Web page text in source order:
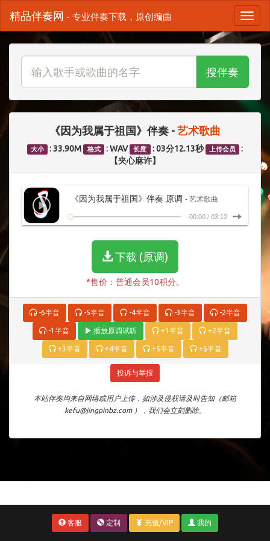
精品伴奏网 - 专业伴奏下载，原创编曲
搜伴奏
《因为我属于祖国》伴奏 - 艺术歌曲
大小 : 33.90M 格式 : WAV 长度 : 03分12.13秒 上传会员
:
【夹心麻许】
《因为我属于祖国》伴奏 原调 - 艺术歌曲
- 00:00 / 03:12
下载 (原调)
*售价：普通会员10积分。
-6半音 -5半音 -4半音 -3半音 -2半音
-1半音 播放原调试听 +1半音 +2半音
+3半音 +4半音 +5半音 +6半音
投诉与举报
本站伴奏均来自网络或用户上传，如涉及侵权请及时告知（邮箱
kefu@jingpinbz.com ），我们会立刻删除。
客服 定制 充值/VIP 我的